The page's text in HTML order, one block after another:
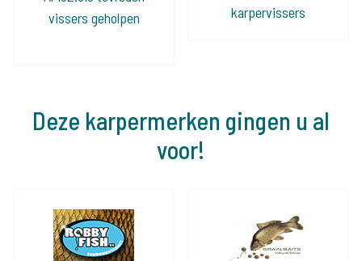
vissers geholpen
karpervissers
Deze karpermerken gingen u al
voor!